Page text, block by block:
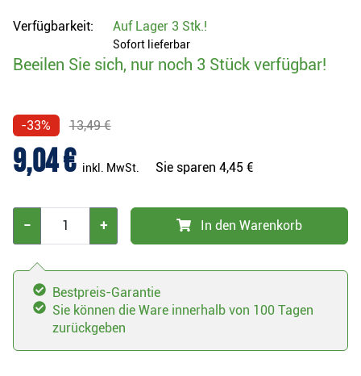
Verfügbarkeit: Auf Lager 3 Stk.!
Sofort lieferbar
Beeilen Sie sich, nur noch 3 Stück verfügbar!
-33% 13,49 €
9,04 € inkl. MwSt. Sie sparen 4,45 €
− + In den Warenkorb
Bestpreis-Garantie
Sie können die Ware innerhalb von 100 Tagen
zurückgeben